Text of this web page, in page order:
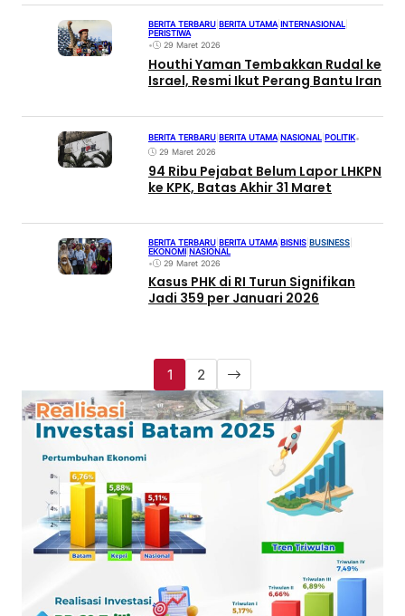
BERITA TERBARU BERITA UTAMA INTERNASIONAL
PERISTIWA
•
29 Maret 2026
Houthi Yaman Tembakkan Rudal ke
Israel, Resmi Ikut Perang Bantu Iran
BERITA TERBARU BERITA UTAMA|NASIONAL POLITIK•
29 Maret 2026
94 Ribu Pejabat Belum Lapor LHKPN
ke KPK, Batas Akhir 31 Maret
BERITA TERBARU BERITA UTAMA BISNIS BUSINESS
EKONOMI NASIONAL
•
29 Maret 2026
Kasus PHK di RI Turun Signifikan
Jadi 359 per Januari 2026
1 2